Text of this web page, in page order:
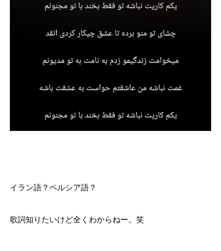
イラン語？ペルシア語？
歌詞知りたいけど全くわからねー。笑